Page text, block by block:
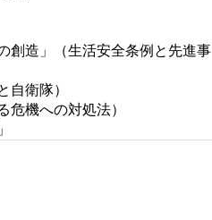
創造」（生活安全条例と先進事
自衛隊）
危機への対処法）